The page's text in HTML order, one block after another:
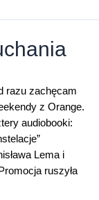
razu zachęcam
z Orange.
audiobooki:
Lema i
ruszyła